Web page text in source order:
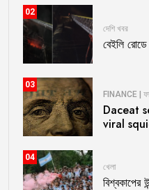
02
দেশি খবর
বেইলি
03
FINANCE |
Daceat
viral
04
খেলা
বিশ্বকাপের